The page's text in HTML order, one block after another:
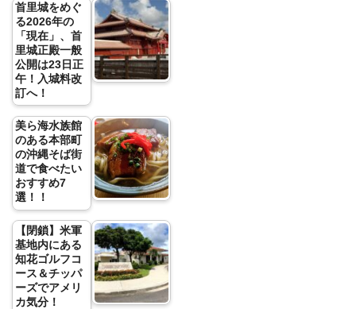
首里城をめぐ
る2026年の
「現在」、首
里城正殿一般
公開は23日正
午！入城料改
訂へ！
美ら海水族館
のある本部町
の沖縄そば街
道で食べたい
おすすめ7
選！！
【閉鎖】米軍
基地内にある
知花ゴルフコ
ース＆チッパ
ーズでアメリ
カ気分！